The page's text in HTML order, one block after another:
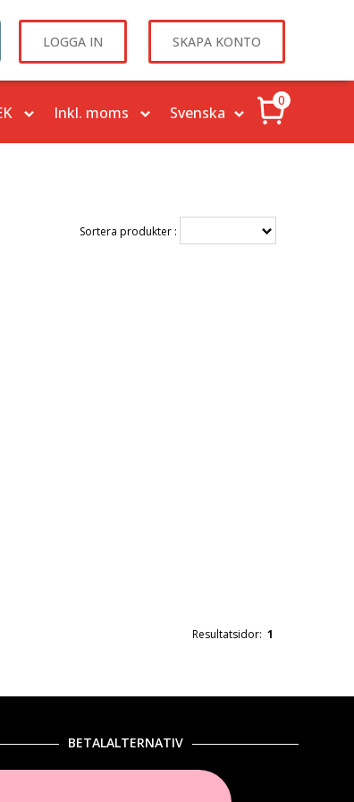
LOGGA IN SKAPA KONTO
0
Sortera produkter :
Resultatsidor: 1
BETALALTERNATIV